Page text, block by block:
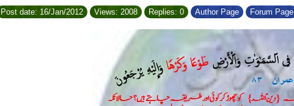
Post date: 16/Jan/2012 Views: 2008 Replies: 0 Author Page Forum Page